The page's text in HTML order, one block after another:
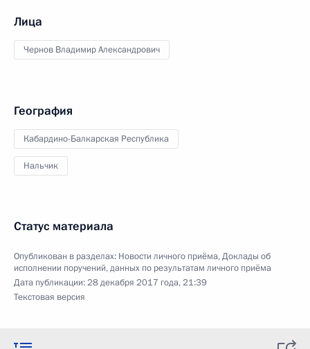
Лица
Чернов Владимир Александрович
География
Кабардино-Балкарская Республика
Нальчик
Статус материала
Опубликован в разделах: Новости личного приёма,Доклады об
исполнении поручений, данных по результатам личного приёма
Дата публикации:28 декабря 2017 года, 21:39
Текстовая версия